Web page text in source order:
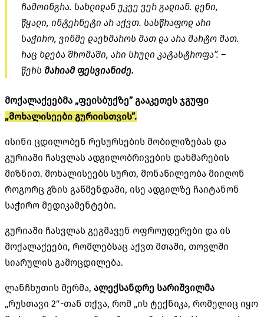
ჩამოინგრა. სახლიდან უკვე ვერ გადიან. დენი,
წყალი, ინტერნეტი არ აქვთ. სასწრაფოდ არი
საჭირო, ვინმე დაეხმაროს მათ და არა მარტო მათ.
რაც ხდება შრომაში, არი სრული კატასტროფა”. –
წერს მარიამ ფესვიანიძე.
მოქალაქეებმა „ფეისბუქზე” გააკეთეს ჯგუფი
„მოხალისეები გურიისთვის”.
ისინი ცდილობენ რესურსების მობილიზებას და
გურიაში ჩასვლას ადგილობრივების დახმარების
მიზნით. მოხალისეებს სურთ, მონაწილეობა მიიღონ
როგორც გზის გაწმენდაში, ისე ადგილზე ჩაიტანონ
საჭირო მედიკამენტები.
გურიაში ჩასვლას გეგმავენ ოფროუდერები და ის
მოქალაქეები, რომლებსაც აქვთ მთაში, თოვლში
სიარულის გამოცდილება.
ლანჩხუთის მერმა, ალექსანდრე სარიშვილმა
„რუსთავი 2″-თან თქვა, რომ „ის ტექნიკა, რომელიც იყო